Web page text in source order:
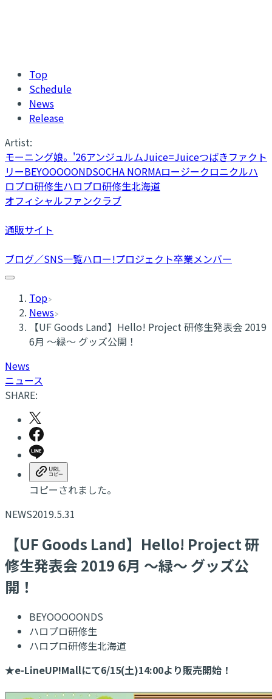
Top
Schedule
News
Release
Artist:
モーニング娘。'26アンジュルムJuice=Juiceつばきファクト
リーBEYOOOOONDSOCHA NORMAロージークロニクルハ
ロプロ研修生ハロプロ研修生北海道
オフィシャルファンクラブ
通販サイト
ブログ／SNS一覧ハロー!プロジェクト卒業メンバー
Top
News
【UF Goods Land】Hello! Project 研修生発表会 2019
6月 ～緑～ グッズ公開！
News
ニュース
SHARE:
コピーされました。
NEWS2019.5.31
【UF Goods Land】Hello! Project 研
修生発表会 2019 6月 ～緑～ グッズ公
開！
BEYOOOOONDS
ハロプロ研修生
ハロプロ研修生北海道
★e-LineUP!Mallにて6/15(土)14:00より販売開始！